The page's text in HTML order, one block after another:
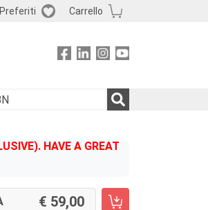
Preferiti Carrello
HAVE A GREAT
59,00